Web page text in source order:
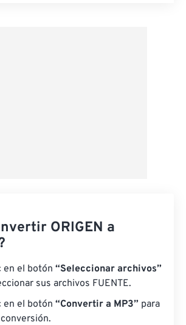
ORIGEN a
en el botón “Seleccionar archivos”
sus archivos FUENTE.
en el botón “Convertir a MP3” para